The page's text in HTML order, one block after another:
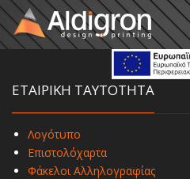
ΕΤΑΙΡΙΚΗ ΤΑΥΤΟΤΗΤΑ
Λογότυπο
Επιστολόχαρτα
Φάκελοι Αλληλογραφίας